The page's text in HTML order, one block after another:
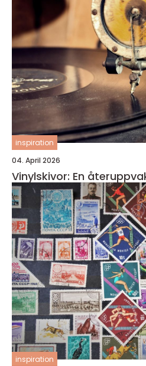
inspiration
04. April 2026
Vinylskivor: En
inspiration